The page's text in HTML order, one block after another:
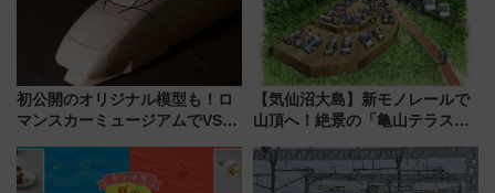
初公開のオリジナル模型も！ロ
マンスカーミュージアムでVSE
15日スタート
【気仙沼大島】新モノレールで
山頂へ！絶景の「亀山テラス
暇村のお得な日帰りプランも登
場